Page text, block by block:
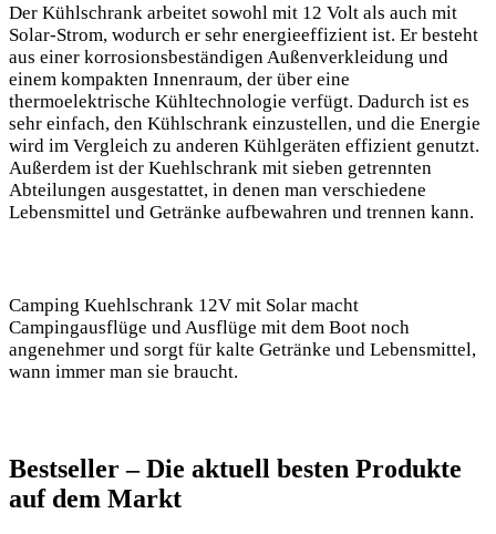
Der Kühlschrank arbeitet sowohl mit 12 Volt als auch mit
Solar-Strom, wodurch er sehr energieeffizient ist. Er besteht
aus einer korrosionsbeständigen Außenverkleidung und
einem kompakten Innenraum, der über eine
thermoelektrische Kühltechnologie verfügt. Dadurch ist es
sehr einfach, den Kühlschrank einzustellen, und die Energie
wird im Vergleich zu anderen Kühlgeräten effizient genutzt.
Außerdem ist der Kuehlschrank mit sieben getrennten
Abteilungen ausgestattet, in denen man verschiedene
Lebensmittel und Getränke aufbewahren und trennen kann.
Camping Kuehlschrank 12V mit Solar macht
Campingausflüge und Ausflüge mit dem Boot noch
angenehmer und sorgt für kalte Getränke und Lebensmittel,
wann immer man sie braucht.
Bestseller – Die ⁢aktuell besten Produkte
auf dem‌ Markt